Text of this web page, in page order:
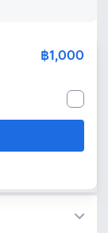
฿1,000